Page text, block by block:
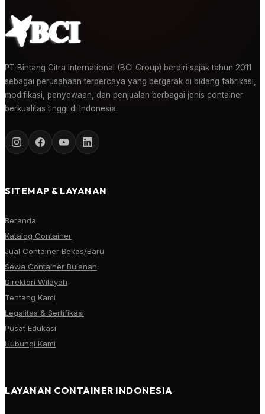
PT Bintang Citra International (BCI Group) berdiri sejak tahun 2011
sebagai perusahaan terpercaya yang bergerak di bidang fabrikasi,
modifikasi, penyewaan, dan penjualan berbagai jenis container
berkualitas tinggi di Indonesia.
SITEMAP & LAYANAN
Beranda
Katalog Container
Jual Container Bekas/Baru
Sewa Container Bulanan
Direktori Wilayah
Tentang Kami
Legalitas & Sertifikasi
Pusat Edukasi
Hubungi Kami
LAYANAN CONTAINER INDONESIA